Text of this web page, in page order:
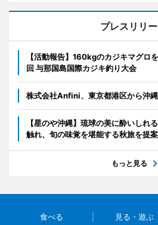
プレスリリ
【活動報告】160kgのカジキマグロ
回 与那国島国際カジキ釣り大会
株式会社Anfini、東京都港区から沖
【星のや沖縄】琉球の美に酔いしれ
触れ、旬の味覚を堪能する秋旅を提案
もっと見る
食べる 見る・遊ぶ